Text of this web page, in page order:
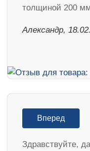
толщиной 200
Александр,
Вперед
Здравствуйте,